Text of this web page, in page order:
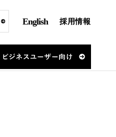
English 採用情報